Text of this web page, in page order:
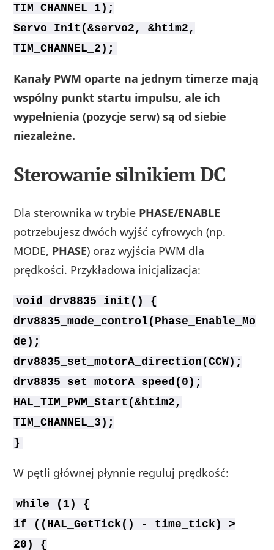
TIM_CHANNEL_1);
Servo_Init(&servo2, &htim2,
TIM_CHANNEL_2);
Kanały PWM oparte na jednym timerze mają
wspólny punkt startu impulsu, ale ich
wypełnienia (pozycje serw) są od siebie
niezależne.
Sterowanie silnikiem DC
Dla sterownika w trybie PHASE/ENABLE
potrzebujesz dwóch wyjść cyfrowych (np.
MODE, PHASE) oraz wyjścia PWM dla
prędkości. Przykładowa inicjalizacja:
void drv8835_init() {
drv8835_mode_control(Phase_Enable_Mo
de);
drv8835_set_motorA_direction(CCW);
drv8835_set_motorA_speed(0);
HAL_TIM_PWM_Start(&htim2,
TIM_CHANNEL_3);
}
W pętli głównej płynnie reguluj prędkość:
while (1) {
if ((HAL_GetTick() - time_tick) >
20) {